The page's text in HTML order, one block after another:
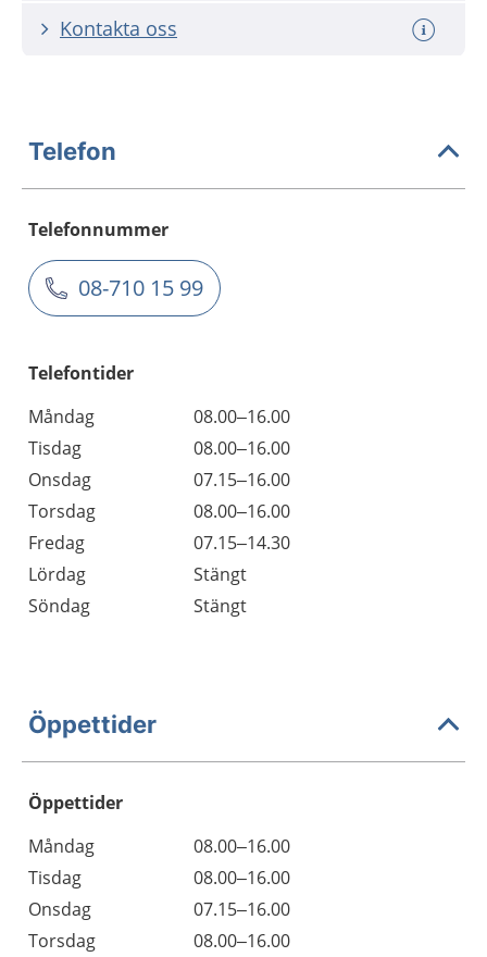
Kontakta oss
Telefon
Telefonnummer
08-710 15 99
Telefontider
Måndag
08.00–16.00
Tisdag
08.00–16.00
Onsdag
07.15–16.00
Torsdag
08.00–16.00
Fredag
07.15–14.30
Lördag
Stängt
Söndag
Stängt
Öppettider
Öppettider
Dag
Öppettider
Kommentarer
Måndag
08.00–16.00
Tisdag
08.00–16.00
Onsdag
07.15–16.00
Torsdag
08.00–16.00